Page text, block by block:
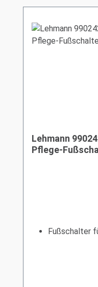
Lehmann
Pflege-
Fußschalter